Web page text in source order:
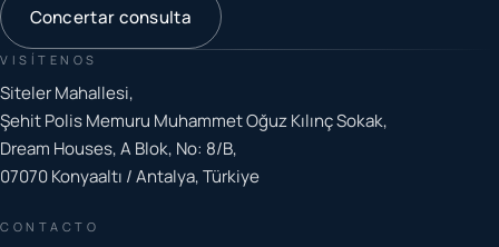
Concertar consulta
VISÍTENOS
Siteler Mahallesi,
Şehit Polis Memuru Muhammet Oğuz Kılınç Sokak,
Dream Houses, A Blok, No: 8/B,
07070 Konyaaltı / Antalya, Türkiye
CONTACTO